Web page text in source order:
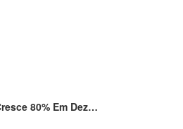
80% Em Dez…